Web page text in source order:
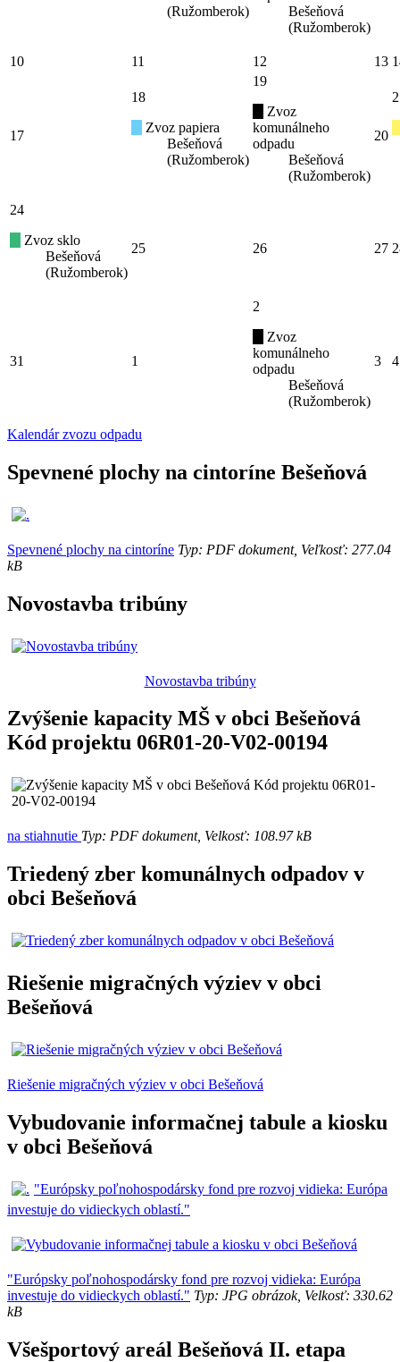
(Ružomberok)
Bešeňová
(Ružomberok)
10 11 12 13
17
18
Zvoz papiera
Bešeňová
(Ružomberok)
19
Zvoz
komunálneho
odpadu
Bešeňová
(Ružomberok)
20
24
Zvoz sklo
Bešeňová
(Ružomberok)
25 26 27
31 1
2
Zvoz
komunálneho
odpadu
Bešeňová
(Ružomberok)
3 4
Kalendár zvozu odpadu
Spevnené plochy na cintoríne Bešeňová
Spevnené plochy na cintoríne Typ: PDF dokument, Veľkosť: 277.04
kB
Novostavba tribúny
Novostavba tribúny
Zvýšenie kapacity MŠ v obci Bešeňová
Kód projektu 06R01-20-V02-00194
na stiahnutie Typ: PDF dokument, Velkosť: 108.97 kB
Triedený zber komunálnych odpadov v
obci Bešeňová
Riešenie migračných výziev v obci
Bešeňová
Riešenie migračných výziev v obci Bešeňová
Vybudovanie informačnej tabule a kiosku
v obci Bešeňová
"Európsky poľnohospodársky fond pre rozvoj vidieka: Európa
investuje do vidieckych oblastí."
"Európsky poľnohospodársky fond pre rozvoj vidieka: Európa
investuje do vidieckych oblastí." Typ: JPG obrázok, Velkosť: 330.62
kB
Všešportový areál Bešeňová II. etapa